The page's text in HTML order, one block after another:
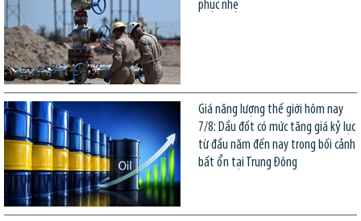
phục nhẹ
Giá năng lượng thế giới hôm nay
7/8: Dầu đốt có mức tăng giá kỷ lục
từ đầu năm đến nay trong bối cảnh
bất ổn tại Trung Đông